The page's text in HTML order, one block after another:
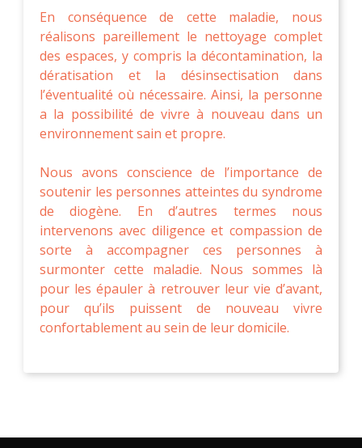
En conséquence de cette maladie, nous
réalisons pareillement le nettoyage complet
des espaces, y compris la décontamination, la
dératisation et la désinsectisation dans
l’éventualité où nécessaire. Ainsi, la personne
a la possibilité de vivre à nouveau dans un
environnement sain et propre.
Nous avons conscience de l’importance de
soutenir les personnes atteintes du syndrome
de diogène. En d’autres termes nous
intervenons avec diligence et compassion de
sorte à accompagner ces personnes à
surmonter cette maladie. Nous sommes là
pour les épauler à retrouver leur vie d’avant,
pour qu’ils puissent de nouveau vivre
confortablement au sein de leur domicile.